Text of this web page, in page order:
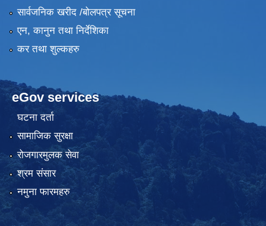
सार्वजनिक खरीद /बोलपत्र सूचना
एन, कानुन तथा निर्देशिका
कर तथा शुल्कहरु
eGov services
घटना दर्ता
सामाजिक सुरक्षा
रोजगारमुलक सेवा
श्रम संसार
नमुना फारमहरु